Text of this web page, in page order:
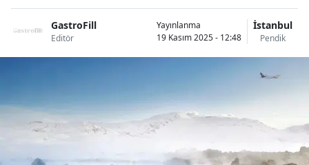
GastroFill
Editör
Yayınlanma
19 Kasım 2025 - 12:48
İstanbul
Pendik